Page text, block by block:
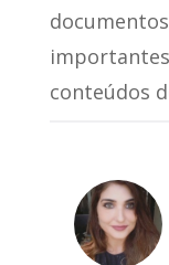
conteúdos